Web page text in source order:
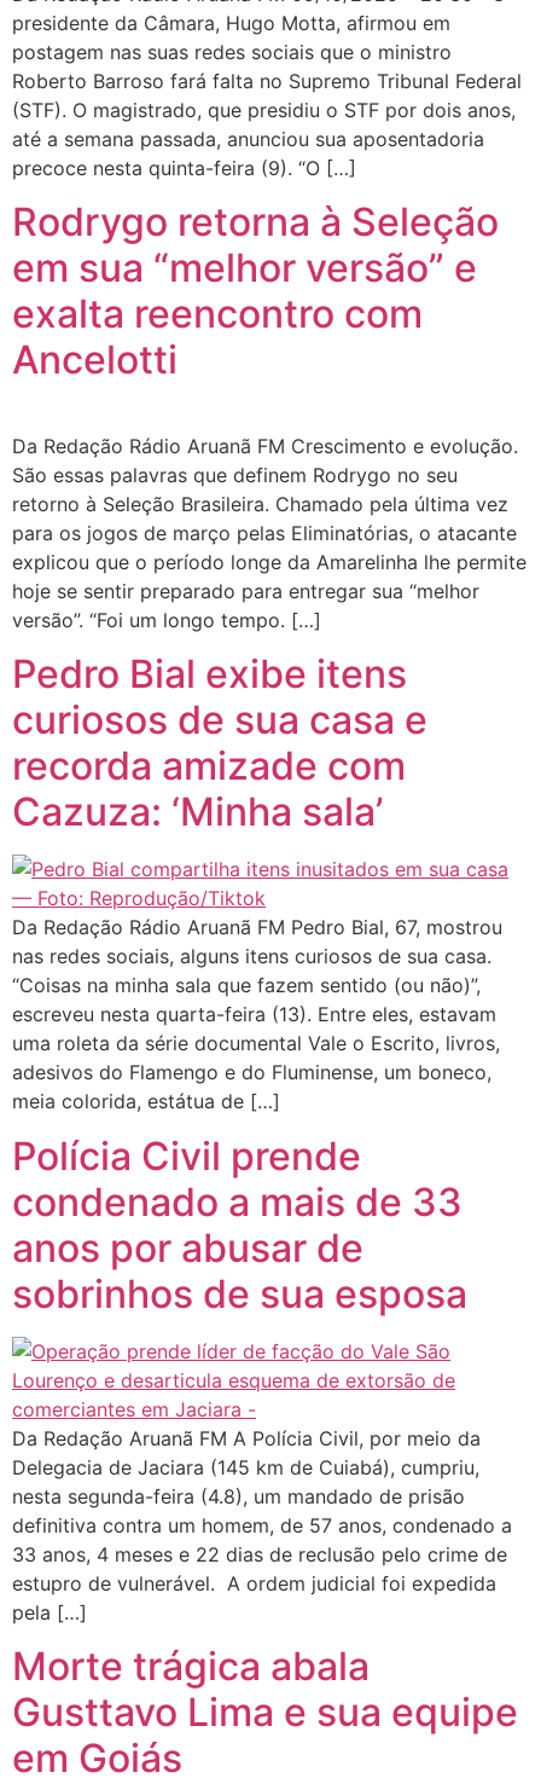
presidente da Câmara, Hugo Motta, afirmou em
postagem nas suas redes sociais que o ministro
Roberto Barroso fará falta no Supremo Tribunal Federal
(STF). O magistrado, que presidiu o STF por dois anos,
até a semana passada, anunciou sua aposentadoria
precoce nesta quinta-feira (9). “O […]
Rodrygo retorna à Seleção
em sua “melhor versão” e
exalta reencontro com
Ancelotti
Da Redação Rádio Aruanã FM Crescimento e evolução.
São essas palavras que definem Rodrygo no seu
retorno à Seleção Brasileira. Chamado pela última vez
para os jogos de março pelas Eliminatórias, o atacante
explicou que o período longe da Amarelinha lhe permite
hoje se sentir preparado para entregar sua “melhor
versão”. “Foi um longo tempo. […]
Pedro Bial exibe itens
curiosos de sua casa e
recorda amizade com
Cazuza: ‘Minha sala’
Da Redação Rádio Aruanã FM Pedro Bial, 67, mostrou
nas redes sociais, alguns itens curiosos de sua casa.
“Coisas na minha sala que fazem sentido (ou não)”,
escreveu nesta quarta-feira (13). Entre eles, estavam
uma roleta da série documental Vale o Escrito, livros,
adesivos do Flamengo e do Fluminense, um boneco,
meia colorida, estátua de […]
Polícia Civil prende
condenado a mais de 33
anos por abusar de
sobrinhos de sua esposa
Da Redação Aruanã FM A Polícia Civil, por meio da
Delegacia de Jaciara (145 km de Cuiabá), cumpriu,
nesta segunda-feira (4.8), um mandado de prisão
definitiva contra um homem, de 57 anos, condenado a
33 anos, 4 meses e 22 dias de reclusão pelo crime de
estupro de vulnerável. A ordem judicial foi expedida
pela […]
Morte trágica abala
Gusttavo Lima e sua equipe
em Goiás